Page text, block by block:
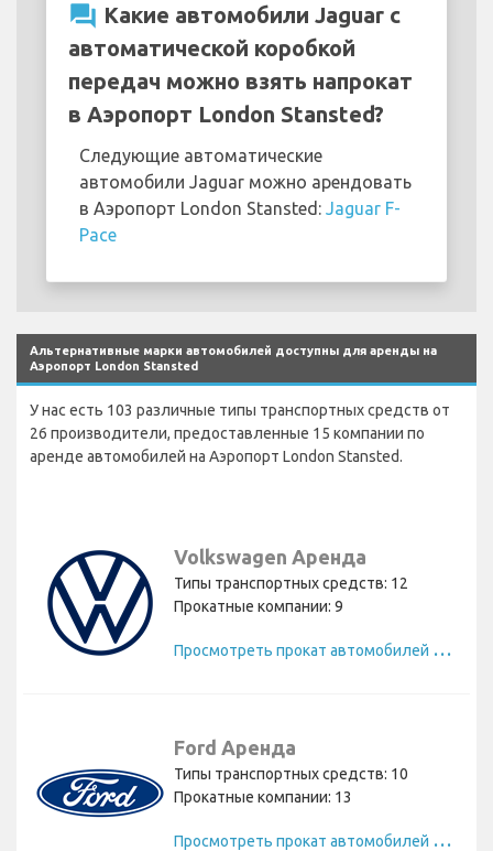
question_answer Какие автомобили Jaguar с
автоматической коробкой
передач можно взять напрокат
в Аэропорт London Stansted?
Следующие автоматические
автомобили Jaguar можно арендовать
в Аэропорт London Stansted: Jaguar F-
Pace
Альтернативные марки автомобилей доступны для аренды на
Аэропорт London Stansted
У нас есть 103 различные типы транспортных средств от
26 производители, предоставленные 15 компании по
аренде автомобилей на Аэропорт London Stansted.
Volkswagen Аренда
Типы транспортных средств: 12
Прокатные компании: 9
П
росмотреть прокат автомобилей Volkswagen
Ford Аренда
Типы транспортных средств: 10
Прокатные компании: 13
П
росмотреть прокат автомобилей Ford